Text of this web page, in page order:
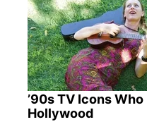
’90s TV Icons
Hollywood